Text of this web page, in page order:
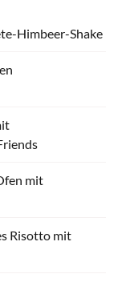
Himbeer-Shake
mit
Risotto mit